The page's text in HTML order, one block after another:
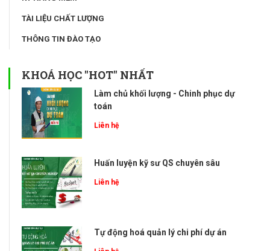
TÀI LIỆU CHẤT LƯỢNG
THÔNG TIN ĐÀO TẠO
KHOÁ HỌC "HOT" NHẤT
Làm chủ khối lượng - Chinh phục dự
toán
Liên hệ
Huấn luyện kỹ sư QS chuyên sâu
Liên hệ
Tự động hoá quản lý chi phí dự án